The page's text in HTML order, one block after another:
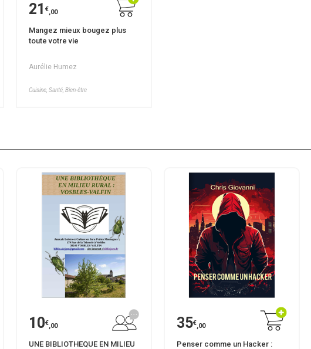
21 €,00
Mangez mieux bougez plus
toute votre vie
Aurélie Humez
Cuisine, Santé, Bien-être
10€,00
UNE BIBLIOTHEQUE EN MILIEU
35€,00
Penser comme un Hacker :